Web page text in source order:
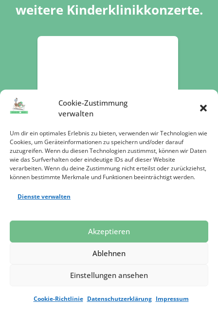
Cookie-Zustimmung
verwalten
Um dir ein optimales Erlebnis zu bieten, verwenden wir Technologien wie
Cookies, um Geräteinformationen zu speichern und/oder darauf
zuzugreifen. Wenn du diesen Technologien zustimmst, können wir Daten
wie das Surfverhalten oder eindeutige IDs auf dieser Website
verarbeiten. Wenn du deine Zustimmung nicht erteilst oder zurückziehst,
können bestimmte Merkmale und Funktionen beeinträchtigt werden.
Dienste verwalten
Akzeptieren
Ablehnen
Einstellungen ansehen
Cookie-Richtlinie Datenschutzerklärung Impressum
weitere Kinderklinikkonzerte.
Jetzt spenden
DatenschutzImpressumPresse